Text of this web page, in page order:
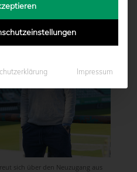
sich über den Neuzugang aus
Impressum